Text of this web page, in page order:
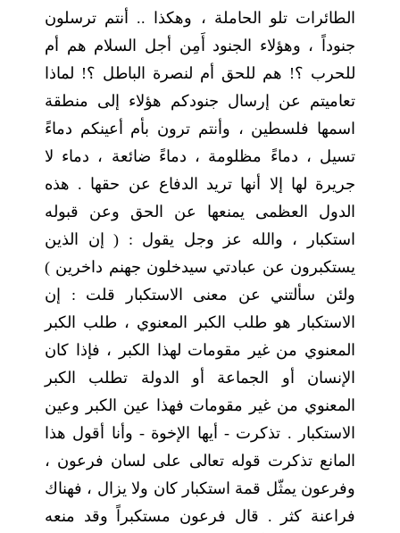
الطائرات تلو الحاملة ، وهكذا .. أنتم ترسلون
جنوداً ، وهؤلاء الجنود أَمِن أجل السلام هم أم
للحرب ؟! هم للحق أم لنصرة الباطل ؟! لماذا
تعاميتم عن إرسال جنودكم هؤلاء إلى منطقة
اسمها فلسطين ، وأنتم ترون بأم أعينكم دماءً
تسيل ، دماءً مظلومة ، دماءً ضائعة ، دماء لا
جريرة لها إلا أنها تريد الدفاع عن حقها . هذه
الدول العظمى يمنعها عن الحق وعن قبوله
استكبار ، والله عز وجل يقول : ( إن الذين
يستكبرون عن عبادتي سيدخلون جهنم داخرين )
ولئن سألتني عن معنى الاستكبار قلت : إن
الاستكبار هو طلب الكبر المعنوي ، طلب الكبر
المعنوي من غير مقومات لهذا الكبر ، فإذا كان
الإنسان أو الجماعة أو الدولة تطلب الكبر
المعنوي من غير مقومات فهذا عين الكبر وعين
الاستكبار . تذكرت - أيها الإخوة - وأنا أقول هذا
المانع تذكرت قوله تعالى على لسان فرعون ،
وفرعون يمثّل قمة استكبار كان ولا يزال ، فهناك
فراعنة كثر . قال فرعون مستكبراً وقد منعه